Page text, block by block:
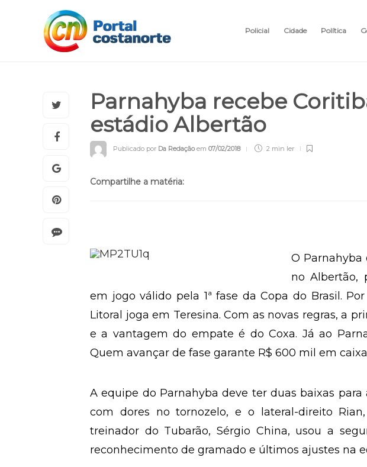
Policial Cidade Política
Parnahyba recebe
estádio Albertão
Publicado por Da Redaçãoem 07/02/2018 2 min ler
Compartilhe a matéria:
O Parnahyba
no Albertão,
em jogo válido pela 1ª fase da Copa do Brasil.
Litoral joga em Teresina. Com as novas regras, a
e a vantagem do empate é do Coxa. Já ao
Quem avançar de fase garante R$ 600 mil em
A equipe do Parnahyba deve ter duas baixas
com dores no tornozelo, e o lateral-direito
treinador do Tubarão, Sérgio China, usou a
reconhecimento de gramado e últimos ajustes na